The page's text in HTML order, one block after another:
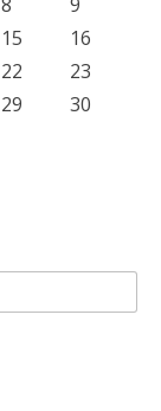
15
16
22
23
29
30